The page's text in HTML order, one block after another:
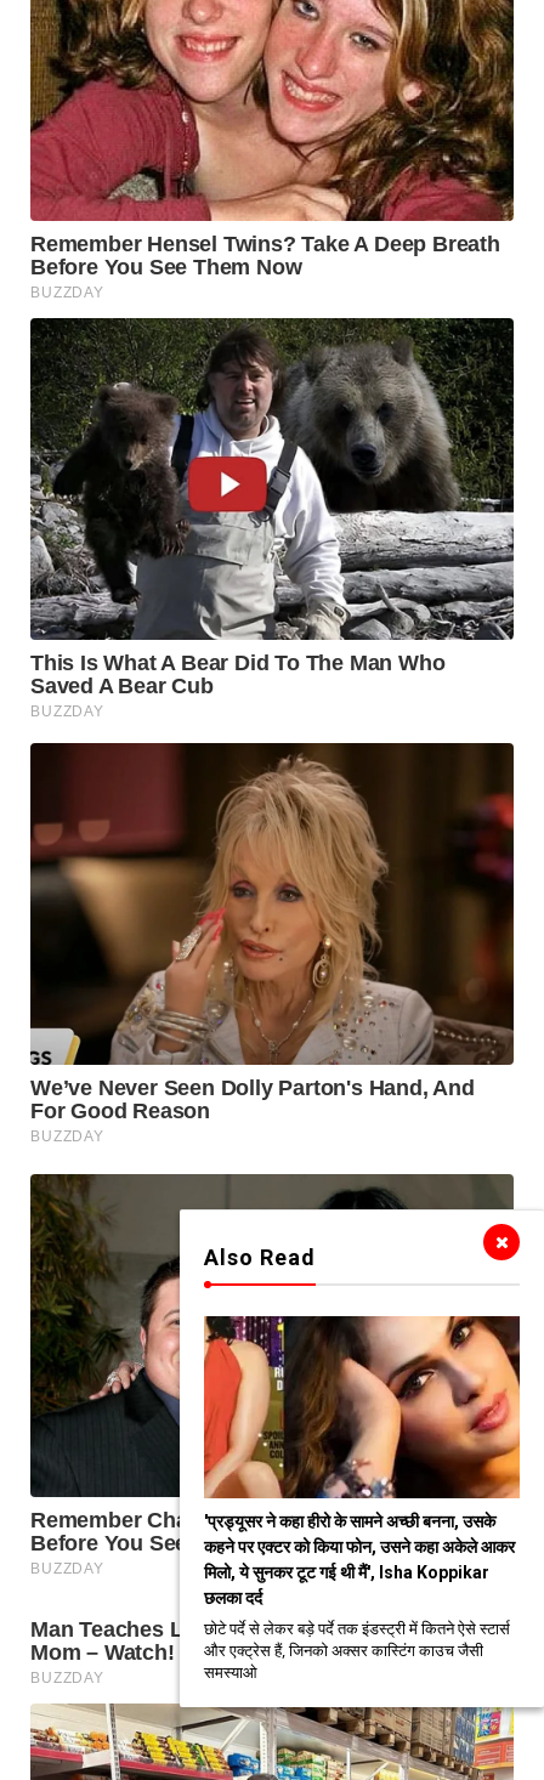
Also Read
'प्रड्यूसर ने कहा हीरो के सामने अच्छी बनना, उसके
कहने पर एक्टर को किया फोन, उसने कहा अकेले आकर
मिलो, ये सुनकर टूट गई थी मैं', Isha Koppikar
छलका दर्द
छोटे पर्दे से लेकर बड़े पर्दे तक इंडस्ट्री में कितने ऐसे स्टार्स
और एक्ट्रेस हैं, जिनको अक्सर कास्टिंग काउच जैसी
समस्याओ